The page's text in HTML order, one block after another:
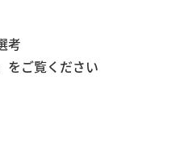
考
をご覧ください